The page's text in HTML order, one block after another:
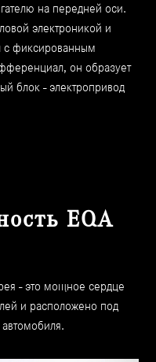
на передней оси.
электроникой и
с фиксированным
он образует
блок - электропривод
EQA
- это мощное сердце
и расположено под